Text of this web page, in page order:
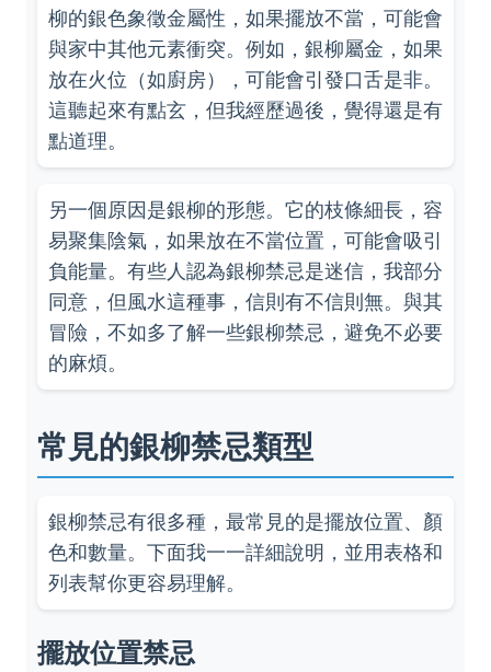
柳的銀色象徵金屬性，如果擺放不當，可能會
與家中其他元素衝突。例如，銀柳屬金，如果
放在火位（如廚房），可能會引發口舌是非。
這聽起來有點玄，但我經歷過後，覺得還是有
點道理。
另一個原因是銀柳的形態。它的枝條細長，容
易聚集陰氣，如果放在不當位置，可能會吸引
負能量。有些人認為銀柳禁忌是迷信，我部分
同意，但風水這種事，信則有不信則無。與其
冒險，不如多了解一些銀柳禁忌，避免不必要
的麻煩。
常見的銀柳禁忌類型
銀柳禁忌有很多種，最常見的是擺放位置、顏
色和數量。下面我一一詳細說明，並用表格和
列表幫你更容易理解。
擺放位置禁忌